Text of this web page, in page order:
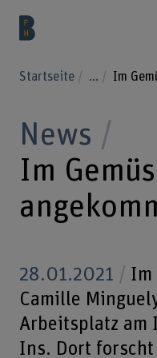
Startseite ... Im
News
Im
28.01.2021
Im
Camille
Arbeitsplatz am
Ins. Dort forscht